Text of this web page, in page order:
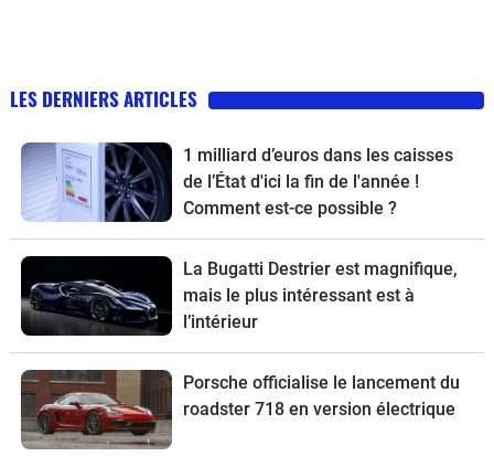
LES DERNIERS ARTICLES
1 milliard d’euros dans les caisses
de l’État d'ici la fin de l'année !
Comment est-ce possible ?
La Bugatti Destrier est magnifique,
mais le plus intéressant est à
l’intérieur
Porsche officialise le lancement du
roadster 718 en version électrique